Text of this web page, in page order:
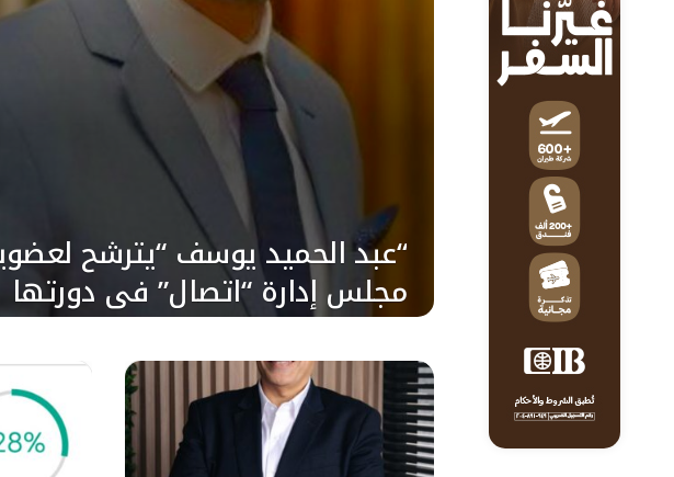
“عبد الحميد يوسف “يترشح
مجلس إدارة “اتصال” في دورتها
الجديدة